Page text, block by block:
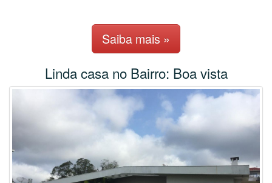
Saiba mais »
Linda casa no Bairro: Boa vista